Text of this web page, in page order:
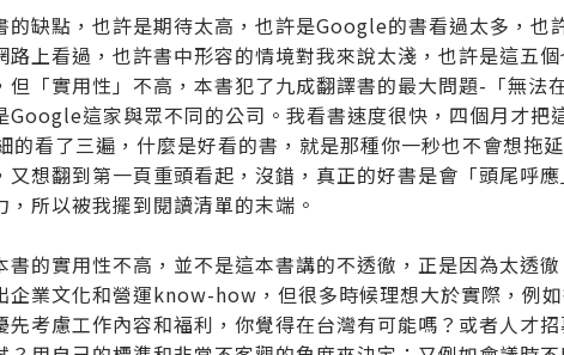
的缺點，也許是期待太高，也許是Google的書看過太多，也
路上看過，也許書中形容的情境對我來說太淺，也許是這五
但「實用性」不高，本書犯了九成翻譯書的最大問題-「無法
Google這家與眾不同的公司。我看書速度很快，四個月才把
的看了三遍，什麼是好看的書，就是那種你一秒也不會想拖
又想翻到第一頁重頭看起，沒錯，真正的好書是會「頭尾呼
，所以被我擺到閱讀清單的末端。
書的實用性不高，並不是這本書講的不透徹，正是因為太透
企業文化和營運know-how，但很多時候理想大於實際，例
先考慮工作內容和福利，你覺得在台灣有可能嗎？或者人才